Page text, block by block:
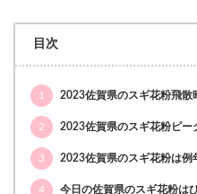
目次
1 2023佐賀県のスギ花粉飛散
2 2023佐賀県のスギ花粉ピー
3 2023佐賀県のスギ花粉は例
4 今日の佐賀県のスギ花粉は